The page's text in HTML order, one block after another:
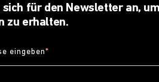
sich für den Newsletter an,
zu erhalten.
eingeben*